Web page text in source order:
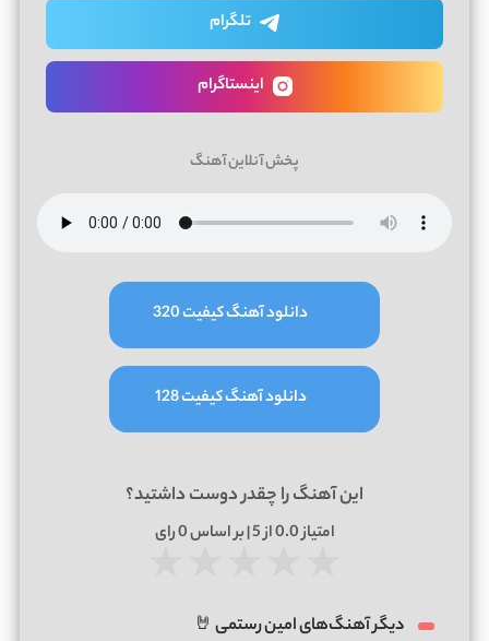
تلگرام
اینستاگرام
پخش آنلاین آهنگ
دانلود آهنگ کیفیت 320
دانلود آهنگ کیفیت 128
این آهنگ را چقدر دوست داشتید؟
امتیاز0.0از 5 | بر اساس 0رای
دیگر آهنگ‌های امین رستمی 🤘